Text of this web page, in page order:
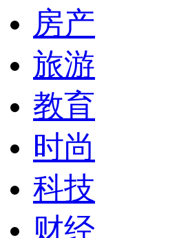
房产
旅游
教育
时尚
科技
财经